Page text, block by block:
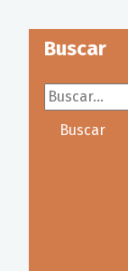
Buscar
Buscar...
Buscar